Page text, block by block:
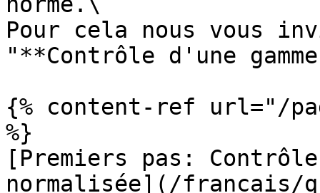
Pour cela nous vous
"**Contrôle d'une
{% content-ref url="/
%}
[Premiers pas: Contrôle
normalisée](/francais/